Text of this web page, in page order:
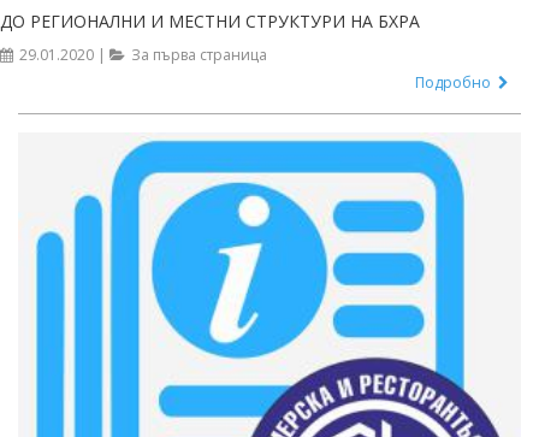
ДО РЕГИОНАЛНИ И МЕСТНИ СТРУКТУРИ НА БХРА
29.01.2020 |
За първа страница
Подробно